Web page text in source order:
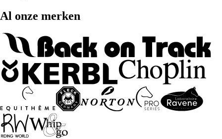
Al onze merken